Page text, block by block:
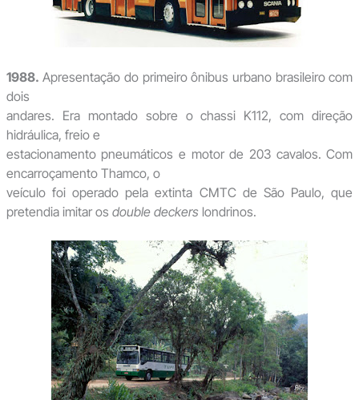
1988. Apresentação do primeiro ônibus urbano brasileiro com
dois
andares. Era montado sobre o chassi K112, com direção
hidráulica, freio e
estacionamento pneumáticos e motor de 203 cavalos. Com
encarroçamento Thamco, o
veículo foi operado pela extinta CMTC de São Paulo, que
pretendia imitar os double deckers londrinos.